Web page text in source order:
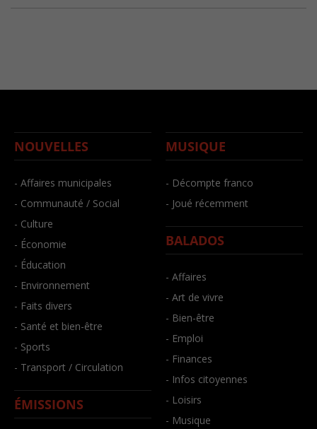
NOUVELLES
- Affaires municipales
- Communauté / Social
- Culture
- Économie
- Éducation
- Environnement
- Faits divers
- Santé et bien-être
- Sports
- Transport / Circulation
ÉMISSIONS
MUSIQUE
- Décompte franco
- Joué récemment
BALADOS
- Affaires
- Art de vivre
- Bien-être
- Emploi
- Finances
- Infos citoyennes
- Loisirs
- Musique